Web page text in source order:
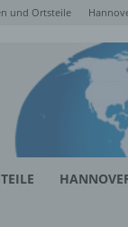
und Ortsteile